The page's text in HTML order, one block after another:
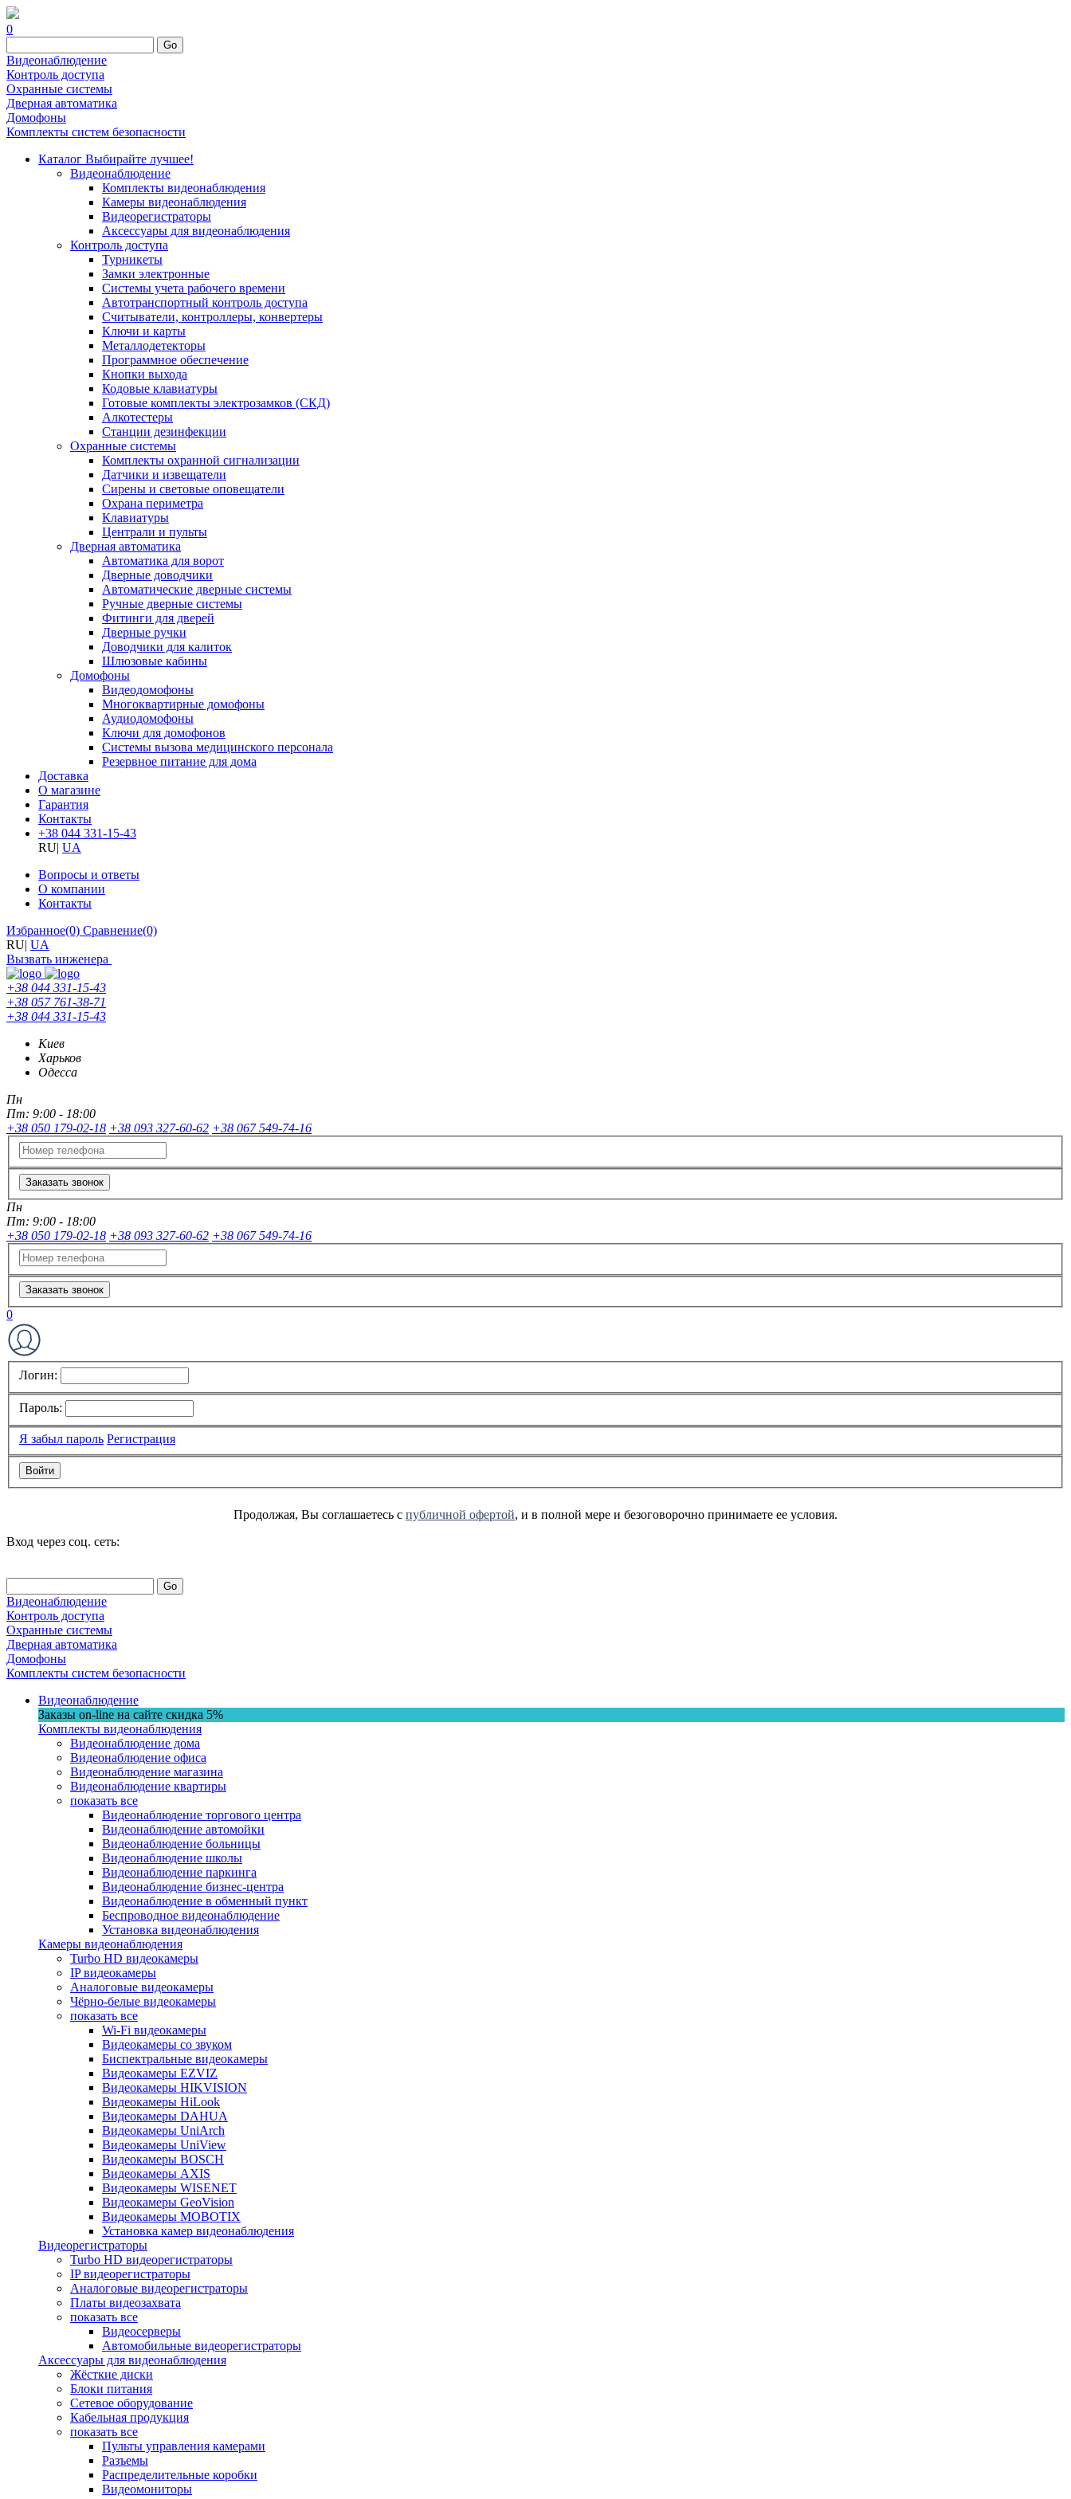
0
Go
Видеонаблюдение
Контроль доступа
Охранные системы
Дверная автоматика
Домофоны
Комплекты систем безопасности
Каталог Выбирайте лучшее!
Видеонаблюдение
Комплекты видеонаблюдения
Камеры видеонаблюдения
Видеорегистраторы
Аксессуары для видеонаблюдения
Контроль доступа
Турникеты
Замки электронные
Системы учета рабочего времени
Автотранспортный контроль доступа
Считыватели, контроллеры, конвертеры
Ключи и карты
Металлодетекторы
Программное обеспечение
Кнопки выхода
Кодовые клавиатуры
Готовые комплекты электрозамков (СКД)
Алкотестеры
Станции дезинфекции
Охранные системы
Комплекты охранной сигнализации
Датчики и извещатели
Сирены и световые оповещатели
Охрана периметра
Клавиатуры
Централи и пульты
Дверная автоматика
Автоматика для ворот
Дверные доводчики
Автоматические дверные системы
Ручные дверные системы
Фитинги для дверей
Дверные ручки
Доводчики для калиток
Шлюзовые кабины
Домофоны
Видеодомофоны
Многоквартирные домофоны
Аудиодомофоны
Ключи для домофонов
Системы вызова медицинского персонала
Резервное питание для дома
Доставка
О магазине
Гарантия
Контакты
+38 044 331-15-43
RU| UA
Вопросы и ответы
О компании
Контакты
Избранное(0) Сравнение(0)
RU| UA
Вызвать инженера
+38 044 331-15-43
+38 057 761-38-71
+38 044 331-15-43
Киев
Харьков
Одесса
Пн
Пт: 9:00 - 18:00
+38 050 179-02-18 +38 093 327-60-62 +38 067 549-74-16
Заказать звонок
Пн
Пт: 9:00 - 18:00
+38 050 179-02-18 +38 093 327-60-62 +38 067 549-74-16
Заказать звонок
0
Логин:
Пароль:
Я забыл пароль Регистрация
Продолжая, Вы соглашаетесь с публичной офертой, и в полной мере и безоговорочно принимаете ее условия.
Вход через соц. сеть:
Go
Видеонаблюдение
Контроль доступа
Охранные системы
Дверная автоматика
Домофоны
Комплекты систем безопасности
Видеонаблюдение
Заказы on-line на сaйте скидка 5%
Комплекты видеонаблюдения
Видеонаблюдение дома
Видеонаблюдение офиса
Видеонаблюдение магазина
Видеонаблюдение квартиры
показать все
Видеонаблюдение торгового центра
Видеонаблюдение автомойки
Видеонаблюдение больницы
Видеонаблюдение школы
Видеонаблюдение паркинга
Видеонаблюдение бизнес-центра
Видеонаблюдение в обменный пункт
Беспроводное видеонаблюдение
Установка видеонаблюдения
Камеры видеонаблюдения
Turbo HD видеокамеры
IP видеокамеры
Аналоговые видеокамеры
Чёрно-белые видеокамеры
показать все
Wi-Fi видеокамеры
Видеокамеры со звуком
Биспектральные видеокамеры
Видеокамеры EZVIZ
Видеокамеры HIKVISION
Видеокамеры HiLook
Видеокамеры DAHUA
Видеокамеры UniArch
Видеокамеры UniView
Видеокамеры BOSCH
Видеокамеры AXIS
Видеокамеры WISENET
Видеокамеры GeoVision
Видеокамеры MOBOTIX
Установка камер видеонаблюдения
Видеорегистраторы
Turbo HD видеорегистраторы
IP видеорегистраторы
Аналоговые видеорегистраторы
Платы видеозахвата
показать все
Видеосерверы
Автомобильные видеорегистраторы
Аксессуары для видеонаблюдения
Жёсткие диски
Блоки питания
Сетевое оборудование
Кабельная продукция
показать все
Пульты управления камерами
Разъемы
Распределительные коробки
Видеомониторы